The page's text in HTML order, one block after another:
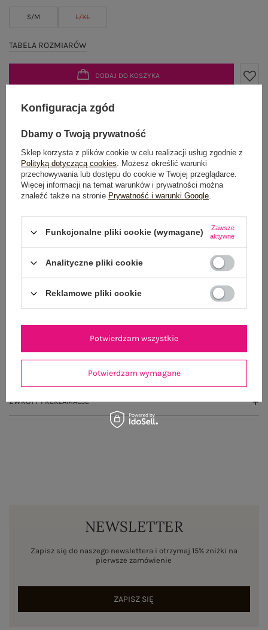
S/M L/XL
TABELA ROZMIARÓW
DODAJ DO KOSZYKA
Możesz kupić także poprzez:
Dostawaod 7,99 zł
Do darmowej dostawy brakuje 200,00 zł
100 dni na zwrot
OPIS PRODUKTU
ZWROTY I REKLAMACJE
NEWSLETTER
Zapisz się do naszego newslettera i otrzymaj 15% zniżki na
pierwsze zamówienie
ZAPISZ SIĘ
Konfiguracja zgód
Dbamy o Twoją prywatność
Sklep korzysta z plików cookie w celu realizacji usług zgodnie z
Polityką dotyczącą cookies. Możesz określić warunki
przechowywania lub dostępu do cookie w Twojej przeglądarce.
Więcej informacji na temat warunków i prywatności można
znaleźć także na stronie Prywatność i warunki Google.
Funkcjonalne pliki cookie (wymagane)
Zawsze
aktywne
Analityczne pliki cookie
Reklamowe pliki cookie
Potwierdzam wymagane
Potwierdzam wszystkie